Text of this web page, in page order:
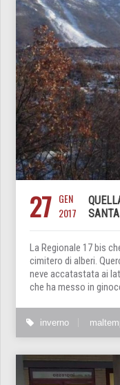
27 GEN
2017
La Regionale 17 bis
cimitero di alberi.
neve accatastata ai
che ha messo in
inverno